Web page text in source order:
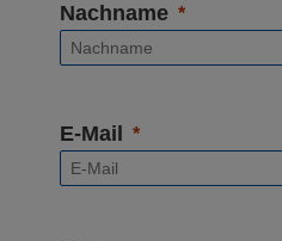
Nachname
E-Mail